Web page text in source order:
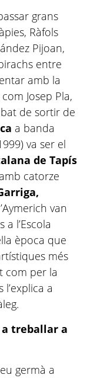
grans
Ràfols
Pijoan,
entre
amb la
Josep Pla,
de sortir de
a banda
va ser el
de Tapís
catorze
van
l’Escola
època que
més
com per la
a
a treballar a
germà a